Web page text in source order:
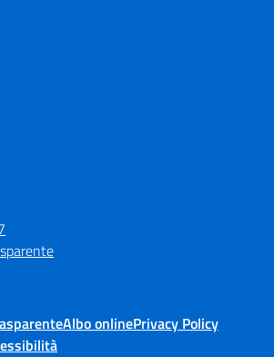
Albo onlinePrivacy Policy